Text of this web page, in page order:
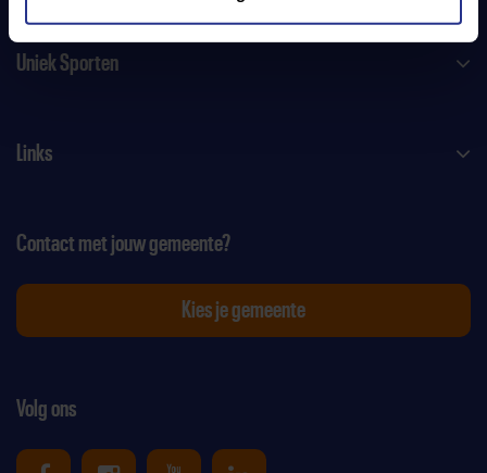
Uniek Sporten
Links
Volg ons
Contact met jouw gemeente?
Kies je gemeente